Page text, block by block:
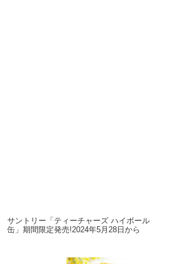
サントリー「ティーチャーズ ハイボール
缶」期間限定発売!2024年5月28日から